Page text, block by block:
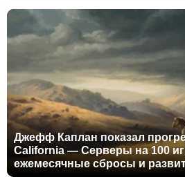
Джефф Каплан показал
California — Серверы на 100
ежемесячные сбросы и